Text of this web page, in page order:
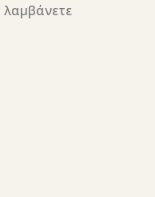
λαμβάνετε